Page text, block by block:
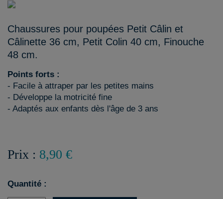
Chaussures pour poupées Petit Câlin et
Câlinette 36 cm, Petit Colin 40 cm, Finouche
48 cm.
Points forts :
- Facile à attraper par les petites mains
- Développe la motricité fine
- Adaptés aux enfants dès l'âge de 3 ans
Prix : 8,90 €
Quantité :